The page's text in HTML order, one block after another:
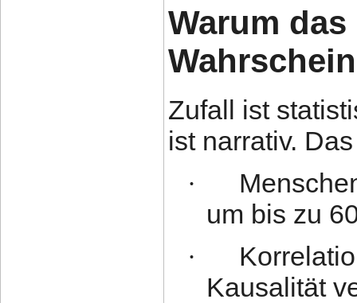
Warum
Zufall ist
ist narrativ.
·
um bis zu
·
Kausalität